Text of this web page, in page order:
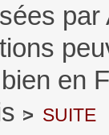
en
> suite